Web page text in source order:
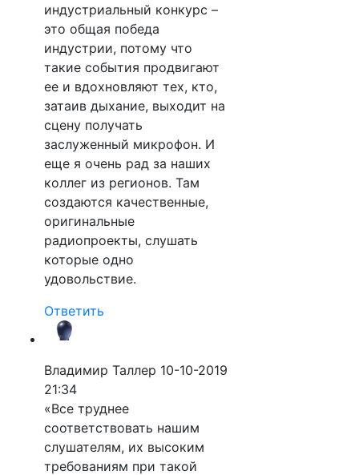
индустриальный конкурс –
это общая победа
индустрии, потому что
такие события продвигают
ее и вдохновляют тех, кто,
затаив дыхание, выходит на
сцену получать
заслуженный микрофон. И
еще я очень рад за наших
коллег из регионов. Там
создаются качественные,
оригинальные
радиопроекты, слушать
которые одно
удовольствие.
Ответить
Владимир Таллер 10-10-2019
21:34
«Все труднее
соответствовать нашим
слушателям, их высоким
требованиям при такой